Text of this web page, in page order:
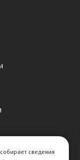
сведения